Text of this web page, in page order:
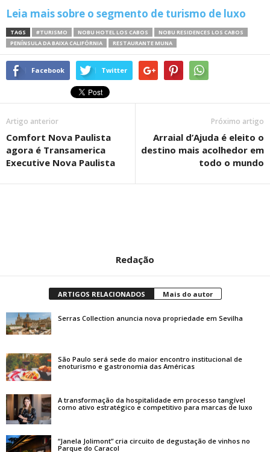
Leia mais sobre o segmento de turismo de luxo
TAGS #TURISMO NOBU HOTEL LOS CABOS
NOBU RESIDENCES LOS CABOS
PENÍNSULA DA BAIXA CALIFÓRNIA
RESTAURANTE MUNA
Facebook Twitter
Artigo anterior
Comfort Nova Paulista
agora é Transamerica
Executive Nova Paulista
Próximo artigo
Arraial d’Ajuda é eleito o
destino mais acolhedor em
todo o mundo
Redação
ARTIGOS RELACIONADOS Mais do autor
Serras Collection anuncia nova propriedade em Sevilha
São Paulo será sede do maior encontro institucional de
enoturismo e gastronomia das Américas
A transformação da hospitalidade em processo tangível
como ativo estratégico e competitivo para marcas de luxo
“Janela Jolimont” cria circuito de degustação de vinhos no
Parque do Caracol